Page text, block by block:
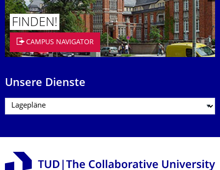
FINDEN!
CAMPUS NAVIGATOR
Unsere Dienste